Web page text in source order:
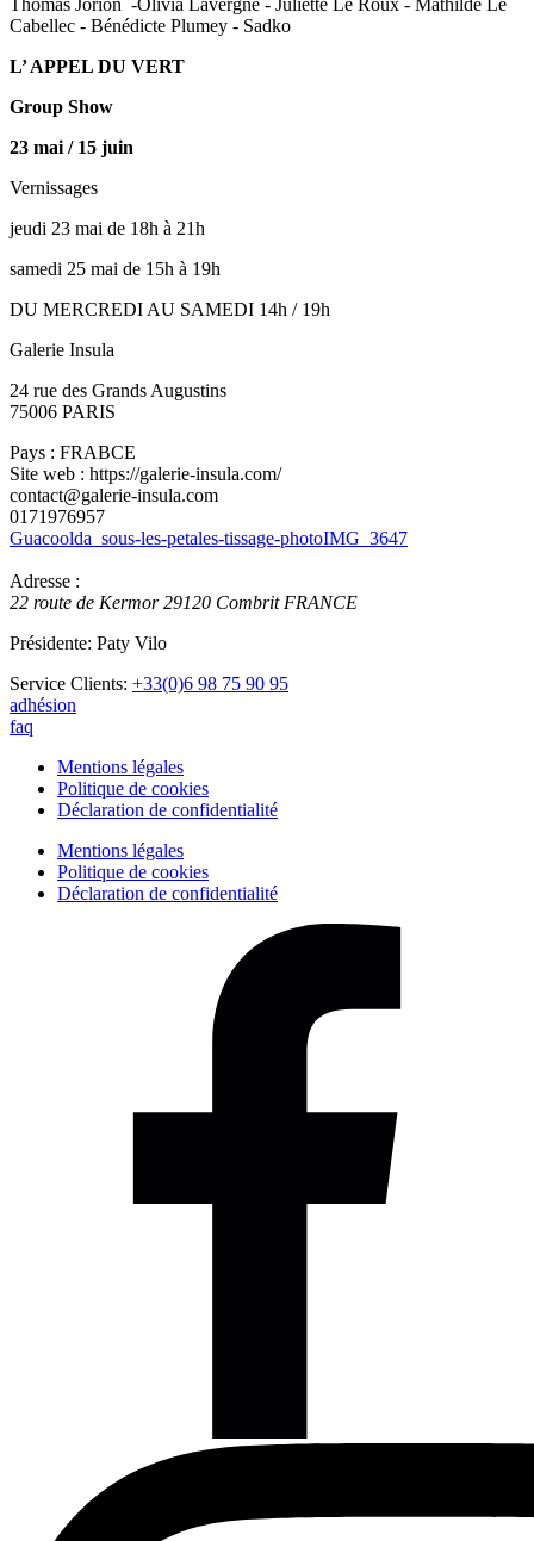
Cabellec - Bénédicte Plumey - Sadko
L’ APPEL DU VERT
Group Show
23 mai / 15 juin
Vernissages
jeudi 23 mai de 18h à 21h
samedi 25 mai de 15h à 19h
DU MERCREDI AU SAMEDI 14h / 19h
Galerie Insula
24 rue des Grands Augustins
75006 PARIS
Pays : FRABCE
Site web : https://galerie-insula.com/
contact@galerie-insula.com
0171976957
Guacoolda_sous-les-petales-tissage-photoIMG_3647
Adresse :
22 route de Kermor 29120 Combrit FRANCE
Présidente: Paty Vilo
Service Clients: +33(0)6 98 75 90 95
adhésion
faq
Mentions légales
Politique de cookies
Déclaration de confidentialité
Mentions légales
Politique de cookies
Déclaration de confidentialité